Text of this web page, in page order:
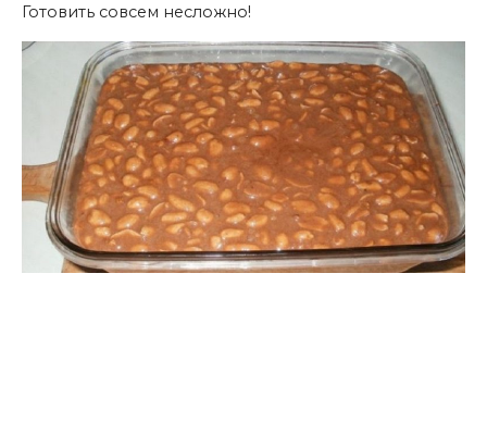
Готовить совсем несложно!